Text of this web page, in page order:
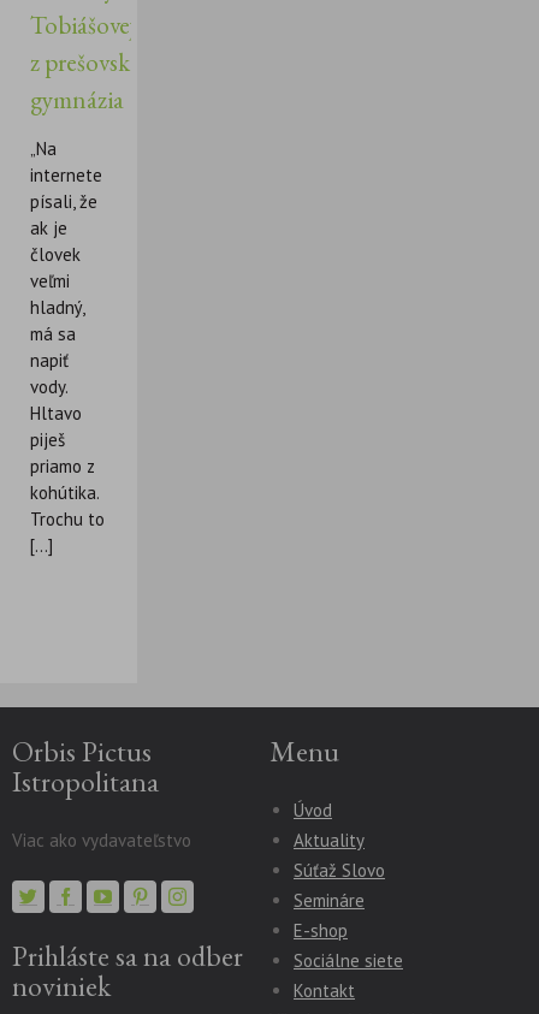
Tobiášovej
z prešovského
gymnázia
„Na
internete
písali, že
ak je
človek
veľmi
hladný,
má sa
napiť
vody.
Hltavo
piješ
priamo z
kohútika.
Trochu to
[...]
Orbis Pictus
Istropolitana
Viac ako vydavateľstvo
Prihláste sa na odber
noviniek
Menu
Úvod
Aktuality
Súťaž Slovo
Semináre
E-shop
Sociálne siete
Kontakt